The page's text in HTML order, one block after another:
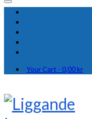
Your Cart - 0,00kr